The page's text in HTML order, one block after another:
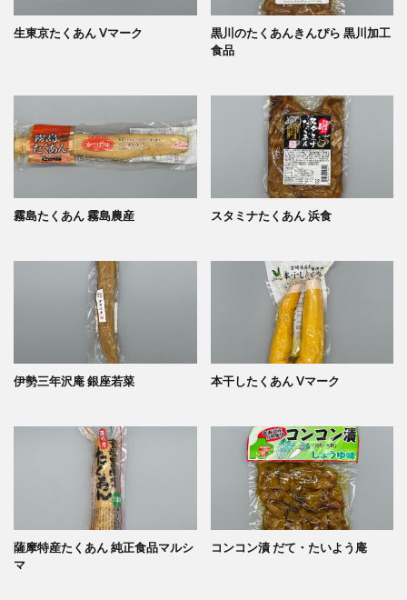
生東京たくあん Vマーク
黒川のたくあんきんぴら 黒川加工
食品
霧島たくあん 霧島農産 スタミナたくあん 浜食
伊勢三年沢庵 銀座若菜 本干したくあん Vマーク
薩摩特産たくあん 純正食品マルシ
マ
コンコン漬 だて・たいよう庵